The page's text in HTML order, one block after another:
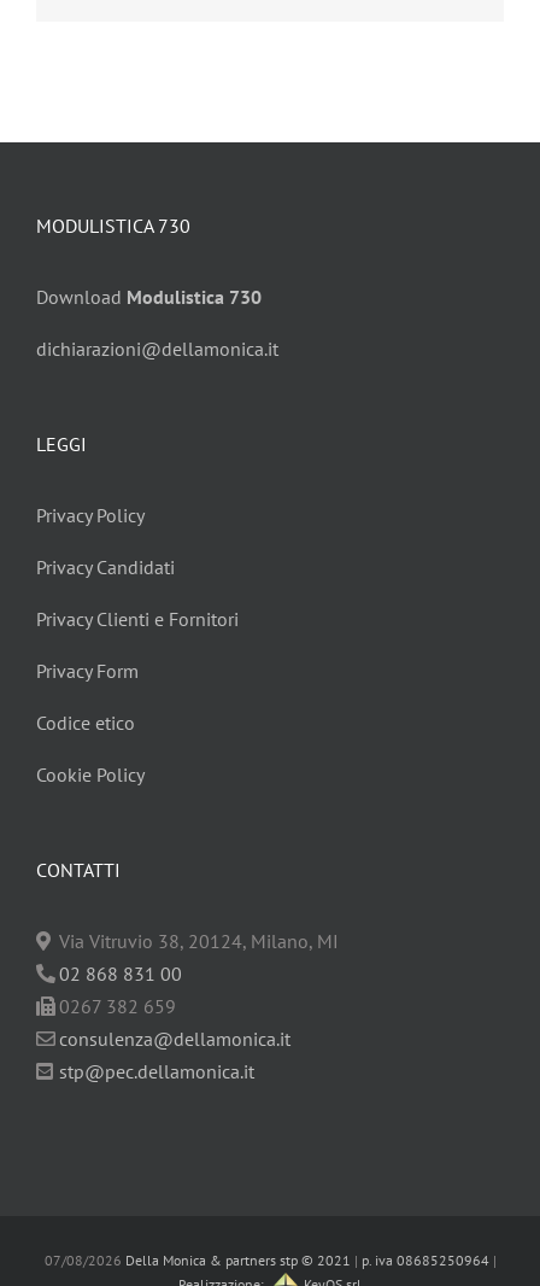
CONTATTI
Via Vitruvio 38, 20124, Milano, MI
02 868 831 00
0267 382 659
consulenza@dellamonica.it
stp@pec.dellamonica.it
MODULISTICA 730
Download Modulistica 730
dichiarazioni@dellamonica.it
LEGGI
Privacy Policy
Privacy Candidati
Privacy Clienti e Fornitori
Privacy Form
Codice etico
Cookie Policy
07/08/2026 Della Monica & partners stp © 2021 | p. iva 08685250964|